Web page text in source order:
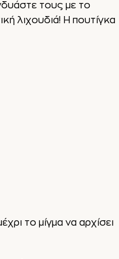
τους με το
λιχουδιά! Η πουτίγκα
το μίγμα να αρχίσει